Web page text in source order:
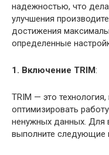
надежностью, что
улучшения
достижения
определенные
1. Включение TRIM:
TRIM — это
оптимизировать
ненужных данных. Для
выполните следующие